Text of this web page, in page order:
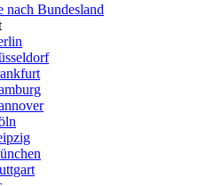
nach Bundesland